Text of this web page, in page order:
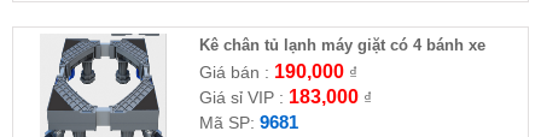
Kê chân tủ lạnh máy giặt có 4 bánh xe
Giá bán : 190,000₫
Giá sỉ VIP : 183,000₫
Mã SP: 9681